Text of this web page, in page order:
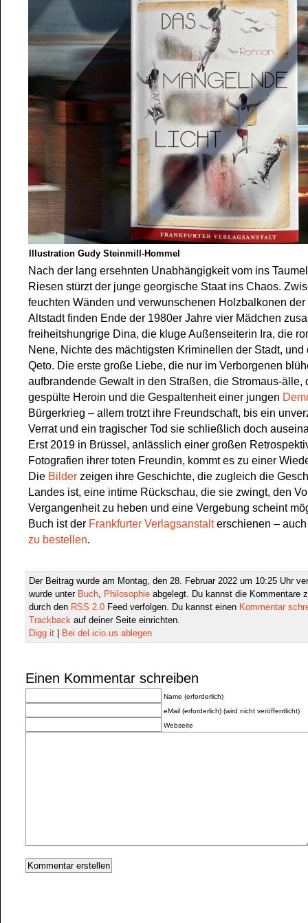
Illustration Gudy Steinmill-Hommel
Nach der lang ersehnten Unabhängigkeit vom ins
Riesen stürzt der junge georgische Staat ins Chaos.
feuchten Wänden und verwunschenen Holzbalkonen
Altstadt finden Ende der 1980er Jahre vier Mädchen
freiheitshungrige Dina, die kluge Außenseiterin Ira, die
Nene, Nichte des mächtigsten Kriminellen der Stadt,
Qeto. Die erste große Liebe, die nur im Verborgenen
aufbrandende Gewalt in den Straßen, die Stromaus-älle,
gespülte Heroin und die Gespaltenheit einer jungen
Bürgerkrieg – allem trotzt ihre Freundschaft, bis ein
Verrat und ein tragischer Tod sie schließlich doch
Erst 2019 in Brüssel, anlässlich einer großen
Fotografien ihrer toten Freundin, kommt es zu einer
Die Bilder zeigen ihre Geschichte, die zugleich die
Landes ist, eine intime Rückschau, die sie zwingt, den
Vergangenheit zu heben und eine Vergebung scheint
Buch ist der Frankfurter Verlagsanstalterschienen –
zu bestellen.
Der Beitrag wurde am Montag, den 28. Februar 2022 um 10:25 Uhr
wurde unter Buch, Philosophie abgelegt. Du kannst die Kommentare
durch den RSS 2.0 Feed verfolgen. Du kannst einen Kommentar
Trackback auf deiner Seite einrichten.
Digg it
Bei del.icio.us ablegen
Einen Kommentar schreiben
Name (erforderlich)
eMail (erforderlich) (wird nicht veröffentlicht)
Webseite